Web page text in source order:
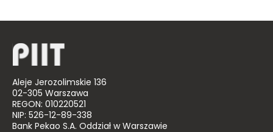
Aleje Jerozolimskie 136
02-305 Warszawa
REGON: 010220521
NIP: 526-12-89-338
Bank Pekao S.A. Oddział w Warszawie